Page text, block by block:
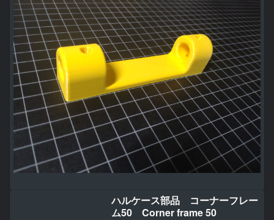
ハルケース部品 コーナーフレー
ム50 Corner frame 50